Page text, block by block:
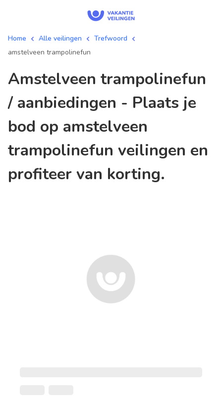
Home Alle veilingen
Trefwoord
amstelveen trampolinefun
amstelveen trampolinefun
/ aanbiedingen - Plaats je
bod op amstelveen
trampolinefun veilingen en
profiteer van korting.